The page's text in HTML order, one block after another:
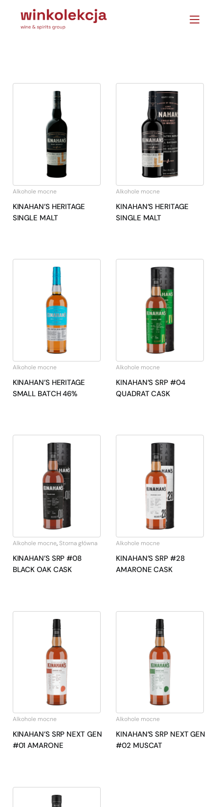
Alkohole mocne
KINAHAN’S HERITAGE
SINGLE MALT
Alkohole mocne
KINAHAN’S HERITAGE
SINGLE MALT
Alkohole mocne
KINAHAN’S HERITAGE
SMALL BATCH 46%
Alkohole mocne
KINAHAN’S SRP #04
QUADRAT CASK
Alkohole mocne,Storna główna
KINAHAN’S SRP #08
BLACK OAK CASK
Alkohole mocne
KINAHAN’S SRP #28
AMARONE CASK
Alkohole mocne
KINAHAN’S SRP NEXT GEN
#01 AMARONE
Alkohole mocne
KINAHAN’S SRP NEXT GEN
#02 MUSCAT